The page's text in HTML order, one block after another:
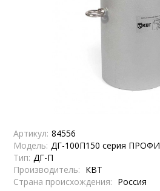
Артикул: 84556
Модель: ДГ-100П150 серия ПРОФИ
Тип: ДГ-П
Производитель: КВТ
Страна происхождения: Россия